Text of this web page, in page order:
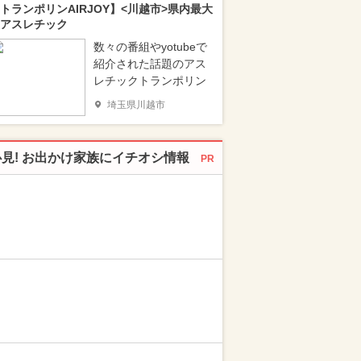
ランポリンAIRJOY】<川越市>県内最大
スレチック
数々の番組やyotubeで
紹介された話題のアス
レチックトランポリン
埼玉県川越市
! お出かけ家族にイチオシ情報 PR